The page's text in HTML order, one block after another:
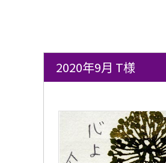
2020年9月 T様